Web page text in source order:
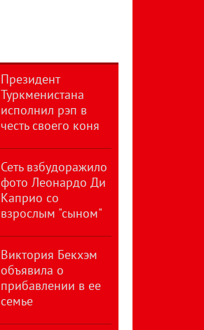
Президент
Туркменистана
исполнил рэп в
честь своего коня
Сеть взбудоражило
фото Леонардо Ди
Каприо со
взрослым "сыном"
Виктория Бекхэм
объявила о
прибавлении в ее
семье